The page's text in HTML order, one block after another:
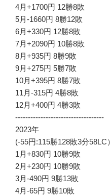
4月+1700円 12勝8敗
5月-1660円 8勝12敗
6月+330円 12勝8敗
7月+2090円 10勝8敗
8月+935円 8勝9敗
9月+275円 5勝7敗
10月+395円 8勝7敗
11月-315円 4勝8敗
12月+400円 4勝3敗
-----------------------------------
2023年
(-55円:115勝128敗3分58LC）
1月+830円 10勝9敗
2月+230円 10勝9敗
3月-490円 9勝13敗
4月-65円 9勝10敗